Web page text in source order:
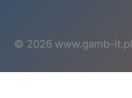
© 2026 www.gamb-it.pl